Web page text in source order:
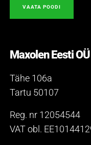
VAATA POODI
Maxolen Eesti OÜ
Tähe 106a
Tartu 50107
Reg. nr 12054544
VAT obl.